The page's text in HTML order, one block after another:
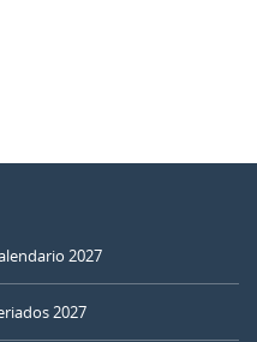
2027
2027